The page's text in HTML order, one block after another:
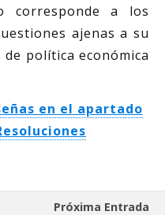
corresponde a los
ajenas a su
política económica
en el apartado
Próxima Entrada